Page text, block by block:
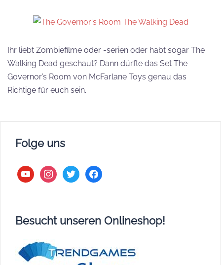
Ihr liebt Zombiefilme oder -serien oder habt sogar The
Walking Dead geschaut? Dann dürfte das Set The
Governor’s Room von McFarlane Toys genau das
Richtige für euch sein.
Folge uns
youtubeinstagram
twitter facebook
Besucht unseren Onlineshop!